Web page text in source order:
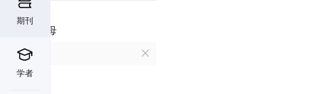
期刊
学者
首字母
B